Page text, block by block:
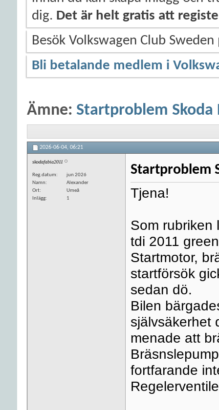
dig. Det är helt gratis att
Besök Volkswagen Club
Bli betalande medlem i
Ämne: Startproblem Skoda
2026-06-04, 06:21
skodafabia2011
Reg.datum
jun 2026
Namn
Alexander
Ort
Umeå
Inlägg
1
Startproblem
Tjena!
Som rubriken
tdi 2011
Startmotor,
startförsök
sedan dö.
Bilen
självsäkerhet
menade att
fortfarande